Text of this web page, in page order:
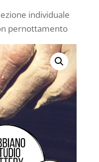
individuale
pernottamento